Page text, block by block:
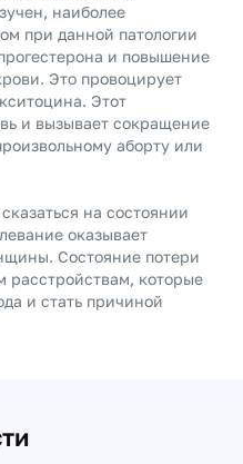
наиболее
при данной патологии
и повышение
Это провоцирует
Этот
и вызывает сокращение
аборту или
на состоянии
оказывает
Состояние потери
расстройствам, которые
и стать причиной